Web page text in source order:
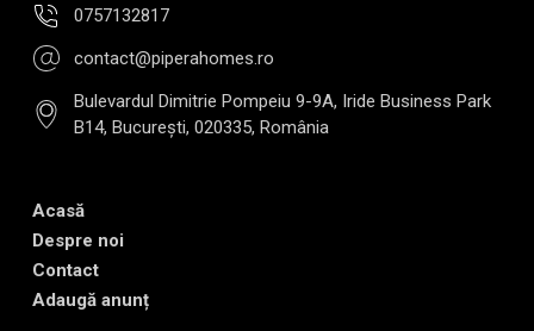
0757132817
contact@piperahomes.ro
Bulevardul Dimitrie Pompeiu 9-9A, Iride Business Park
B14, București, 020335, România
Acasă
Despre noi
Contact
Adaugă anunț